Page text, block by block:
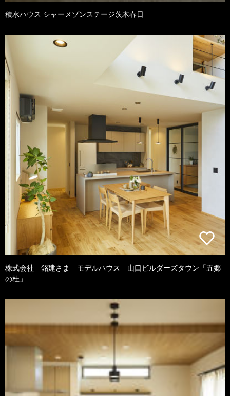
積水ハウス シャーメゾンステージ茨木春日
株式会社 銘建さま モデルハウス 山口ビルダーズタウン「五郷
の杜」